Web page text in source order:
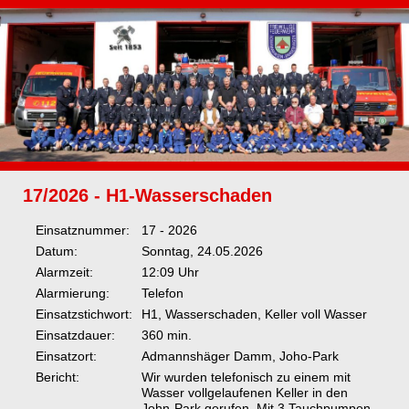
17/2026 - H1-Wasserschaden
Einsatznummer:
17 - 2026
Datum:
Sonntag, 24.05.2026
Alarmzeit:
12:09 Uhr
Alarmierung:
Telefon
Einsatzstichwort:
H1, Wasserschaden, Keller voll Wasser
Einsatzdauer:
360 min.
Einsatzort:
Admannshäger Damm, Joho-Park
Bericht:
Wir wurden telefonisch zu einem mit
Wasser vollgelaufenen Keller in den